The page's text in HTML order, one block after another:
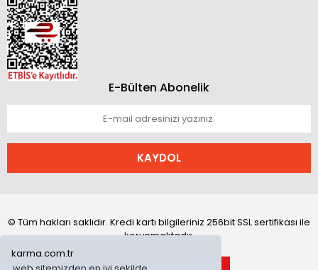
karma.com.tr
E-Bülten Abonelik
KAYDOL
© Tüm hakları saklıdır. Kredi kartı bilgileriniz 256bit SSL sertifikası ile
korunmaktadır.